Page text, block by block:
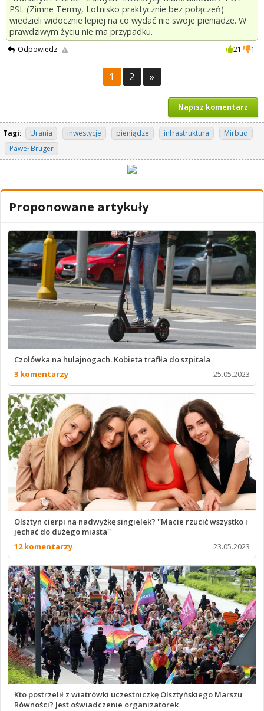
PSL (Zimne Termy, Lotnisko praktycznie bez połączeń)
wiedzieli widocznie lepiej na co wydać nie swoje pieniądze. W
prawdziwym życiu nie ma przypadku.
Odpowiedz 21 1
1 2 »
Napisz komentarz
Tagi: Urania inwestycje pieniądze infrastruktura
Mirbud
Paweł Bruger
Proponowane artykuły
Czołówka na hulajnogach. Kobieta trafiła do szpitala
3 komentarzy
25.05.2023
Olsztyn cierpi na nadwyżkę singielek? ''Macie rzucić wszystko i
jechać do dużego miasta''
12 komentarzy
23.05.2023
Kto postrzelił z wiatrówki uczestniczkę Olsztyńskiego Marszu
Równości? Jest oświadczenie organizatorek